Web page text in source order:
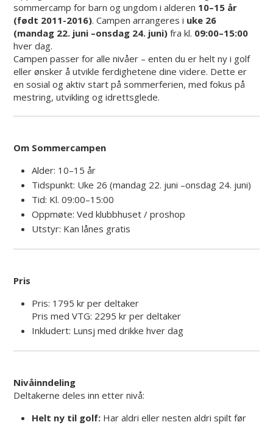
sommercamp for barn og ungdom i alderen 10–15 år
(født 2011-2016). Campen arrangeres i uke 26
(mandag 22. juni –onsdag 24. juni) fra kl. 09:00–15:00
hver dag.
Campen passer for alle nivåer – enten du er helt ny i golf
eller ønsker å utvikle ferdighetene dine videre. Dette er
en sosial og aktiv start på sommerferien, med fokus på
mestring, utvikling og idrettsglede.
Om Sommercampen
Alder: 10–15 år
Tidspunkt: Uke 26 (mandag 22. juni –onsdag 24. juni)
Tid: Kl. 09:00–15:00
Oppmøte: Ved klubbhuset / proshop
Utstyr: Kan lånes gratis
Pris
Pris: 1795 kr per deltaker
Pris med VTG: 2295 kr per deltaker
Inkludert: Lunsj med drikke hver dag
Nivåinndeling
Deltakerne deles inn etter nivå:
Helt ny til golf: Har aldri eller nesten aldri spilt før